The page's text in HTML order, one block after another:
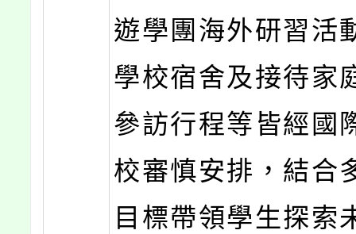
遊學團海外研習活
學校宿舍及接待家
參訪行程等皆經國
校審慎安排，結合
目標帶領學生探索